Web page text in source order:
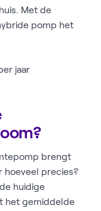
Met de
pomp het
jaar
brengt
hoeveel precies?
huidige
het gemiddelde